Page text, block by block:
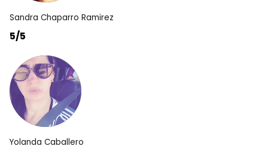
Sandra Chaparro Ramirez
5/5
Yolanda Caballero